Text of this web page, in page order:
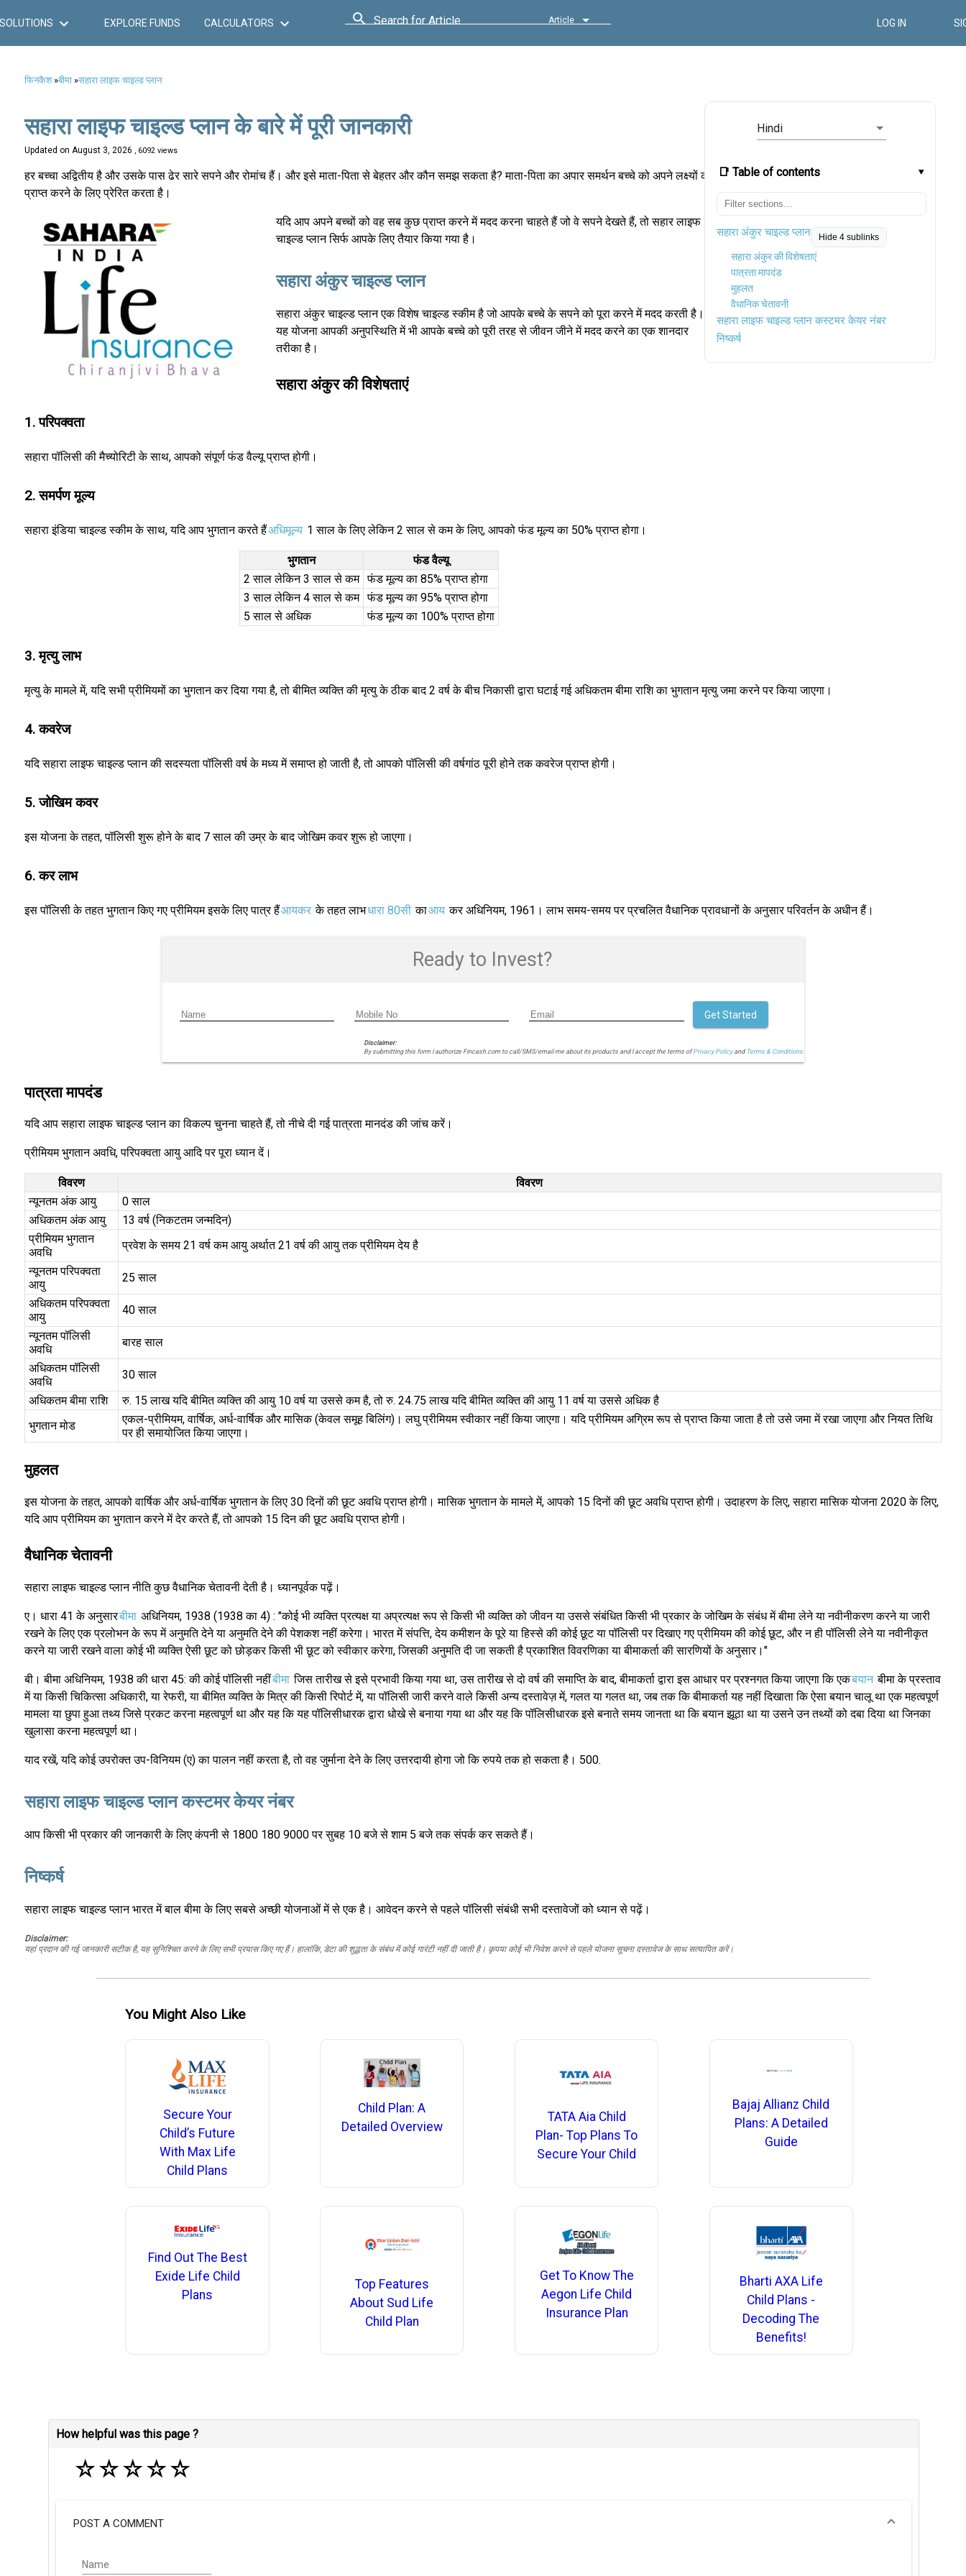
SOLUTIONS EXPLORE FUNDS CALCULATORS Search for Article Article LOG IN
फिनकैश»बीमा»सहारा लाइफ चाइल्ड प्लान
Hindi
📑 Table of contents
सहारा अंकुर चाइल्ड प्लान Hide 4 sublinks
सहारा अंकुर की विशेषताएं
पात्रता मापदंड
मुहलत
वैधानिक चेतावनी
सहारा लाइफ चाइल्ड प्लान कस्टमर केयर नंबर
निष्कर्ष
सहारा लाइफ चाइल्ड प्लान के बारे में पूरी जानकारी
Updated on August 3, 2026 , 6092 views
हर बच्चा अद्वितीय है और उसके पास ढेर सारे सपने और रोमांच हैं। और इसे माता-पिता से बेहतर और कौन समझ सकता है? माता-पिता का अपार समर्थन बच्चे को अपने लक्ष्यों को
प्राप्त करने के लिए प्रेरित करता है।
यदि आप अपने बच्चों को वह सब कुछ प्राप्त करने में मदद करना चाहते हैं जो वे सपने देखते हैं, तो सहार लाइफ
चाइल्ड प्लान सिर्फ आपके लिए तैयार किया गया है।
सहारा अंकुर चाइल्ड प्लान
सहारा अंकुर चाइल्ड प्लान एक विशेष चाइल्ड स्कीम है जो आपके बच्चे के सपने को पूरा करने में मदद करती है।
यह योजना आपकी अनुपस्थिति में भी आपके बच्चे को पूरी तरह से जीवन जीने में मदद करने का एक शानदार
तरीका है।
सहारा अंकुर की विशेषताएं
1. परिपक्वता
सहारा पॉलिसी की मैच्योरिटी के साथ, आपको संपूर्ण फंड वैल्यू प्राप्त होगी।
2. समर्पण मूल्य
सहारा इंडिया चाइल्ड स्कीम के साथ, यदि आप भुगतान करते हैंअधिमूल्य 1 साल के लिए लेकिन 2 साल से कम के लिए, आपको फंड मूल्य का 50% प्राप्त होगा।
भुगतान
फंड वैल्यू
2 साल लेकिन 3 साल से कम फंड मूल्य का 85% प्राप्त होगा
3 साल लेकिन 4 साल से कम फंड मूल्य का 95% प्राप्त होगा
5 साल से अधिक
फंड मूल्य का 100% प्राप्त होगा
3. मृत्यु लाभ
मृत्यु के मामले में, यदि सभी प्रीमियमों का भुगतान कर दिया गया है, तो बीमित व्यक्ति की मृत्यु के ठीक बाद 2 वर्ष के बीच निकासी द्वारा घटाई गई अधिकतम बीमा राशि का भुगतान मृत्यु जमा करने पर किया जाएगा।
4. कवरेज
यदि सहारा लाइफ चाइल्ड प्लान की सदस्यता पॉलिसी वर्ष के मध्य में समाप्त हो जाती है, तो आपको पॉलिसी की वर्षगांठ पूरी होने तक कवरेज प्राप्त होगी।
5. जोखिम कवर
इस योजना के तहत, पॉलिसी शुरू होने के बाद 7 साल की उम्र के बाद जोखिम कवर शुरू हो जाएगा।
6. कर लाभ
इस पॉलिसी के तहत भुगतान किए गए प्रीमियम इसके लिए पात्र हैंआयकर के तहत लाभधारा 80सी काआय कर अधिनियम, 1961। लाभ समय-समय पर प्रचलित वैधानिक प्रावधानों के अनुसार परिवर्तन के अधीन हैं।
Ready to Invest?
Disclaimer:
By submitting this form I authorize Fincash.com to call/SMS/email me about its products and I accept the terms ofPrivacy Policyand Terms & Conditions.
Get Started
पात्रता मापदंड
यदि आप सहारा लाइफ चाइल्ड प्लान का विकल्प चुनना चाहते हैं, तो नीचे दी गई पात्रता मानदंड की जांच करें।
प्रीमियम भुगतान अवधि, परिपक्वता आयु आदि पर पूरा ध्यान दें।
विवरण
विवरण
न्यूनतम अंक आयु
0 साल
अधिकतम अंक आयु
13 वर्ष (निकटतम जन्मदिन)
प्रीमियम भुगतान
अवधि
प्रवेश के समय 21 वर्ष कम आयु अर्थात 21 वर्ष की आयु तक प्रीमियम देय है
न्यूनतम परिपक्वता
आयु
25 साल
अधिकतम परिपक्वता
आयु
40 साल
न्यूनतम पॉलिसी
अवधि
बारह साल
अधिकतम पॉलिसी
अवधि
30 साल
अधिकतम बीमा राशि
रु. 15 लाख यदि बीमित व्यक्ति की आयु 10 वर्ष या उससे कम है, तो रु. 24.75 लाख यदि बीमित व्यक्ति की आयु 11 वर्ष या उससे अधिक है
भुगतान मोड
एकल-प्रीमियम, वार्षिक, अर्ध-वार्षिक और मासिक (केवल समूह बिलिंग)। लघु प्रीमियम स्वीकार नहीं किया जाएगा। यदि प्रीमियम अग्रिम रूप से प्राप्त किया जाता है तो उसे जमा में रखा जाएगा और नियत तिथि
पर ही समायोजित किया जाएगा।
मुहलत
इस योजना के तहत, आपको वार्षिक और अर्ध-वार्षिक भुगतान के लिए 30 दिनों की छूट अवधि प्राप्त होगी। मासिक भुगतान के मामले में, आपको 15 दिनों की छूट अवधि प्राप्त होगी। उदाहरण के लिए, सहारा मासिक योजना 2020 के लिए,
यदि आप प्रीमियम का भुगतान करने में देर करते हैं, तो आपको 15 दिन की छूट अवधि प्राप्त होगी।
वैधानिक चेतावनी
सहारा लाइफ चाइल्ड प्लान नीति कुछ वैधानिक चेतावनी देती है। ध्यानपूर्वक पढ़ें।
ए। धारा 41 के अनुसारबीमा अधिनियम, 1938 (1938 का 4) : "कोई भी व्यक्ति प्रत्यक्ष या अप्रत्यक्ष रूप से किसी भी व्यक्ति को जीवन या उससे संबंधित किसी भी प्रकार के जोखिम के संबंध में बीमा लेने या नवीनीकरण करने या जारी
रखने के लिए एक प्रलोभन के रूप में अनुमति देने या अनुमति देने की पेशकश नहीं करेगा। भारत में संपत्ति, देय कमीशन के पूरे या हिस्से की कोई छूट या पॉलिसी पर दिखाए गए प्रीमियम की कोई छूट, और न ही पॉलिसी लेने या नवीनीकृत
करने या जारी रखने वाला कोई भी व्यक्ति ऐसी छूट को छोड़कर किसी भी छूट को स्वीकार करेगा, जिसकी अनुमति दी जा सकती है प्रकाशित विवरणिका या बीमाकर्ता की सारणियों के अनुसार।"
बी। बीमा अधिनियम, 1938 की धारा 45: की कोई पॉलिसी नहींबीमा जिस तारीख से इसे प्रभावी किया गया था, उस तारीख से दो वर्ष की समाप्ति के बाद, बीमाकर्ता द्वारा इस आधार पर प्रश्नगत किया जाएगा कि एकबयान बीमा के प्रस्ताव
में या किसी चिकित्सा अधिकारी, या रेफरी, या बीमित व्यक्ति के मित्र की किसी रिपोर्ट में, या पॉलिसी जारी करने वाले किसी अन्य दस्तावेज़ में, गलत या गलत था, जब तक कि बीमाकर्ता यह नहीं दिखाता कि ऐसा बयान चालू था एक महत्वपूर्ण
मामला या छुपा हुआ तथ्य जिसे प्रकट करना महत्वपूर्ण था और यह कि यह पॉलिसीधारक द्वारा धोखे से बनाया गया था और यह कि पॉलिसीधारक इसे बनाते समय जानता था कि बयान झूठा था या उसने उन तथ्यों को दबा दिया था जिनका
खुलासा करना महत्वपूर्ण था।
याद रखें, यदि कोई उपरोक्त उप-विनियम (ए) का पालन नहीं करता है, तो वह जुर्माना देने के लिए उत्तरदायी होगा जो कि रुपये तक हो सकता है। 500.
सहारा लाइफ चाइल्ड प्लान कस्टमर केयर नंबर
आप किसी भी प्रकार की जानकारी के लिए कंपनी से 1800 180 9000 पर सुबह 10 बजे से शाम 5 बजे तक संपर्क कर सकते हैं।
निष्कर्ष
सहारा लाइफ चाइल्ड प्लान भारत में बाल बीमा के लिए सबसे अच्छी योजनाओं में से एक है। आवेदन करने से पहले पॉलिसी संबंधी सभी दस्तावेजों को ध्यान से पढ़ें।
Disclaimer:
यहां प्रदान की गई जानकारी सटीक है, यह सुनिश्चित करने के लिए सभी प्रयास किए गए हैं। हालांकि, डेटा की शुद्धता के संबंध में कोई गारंटी नहीं दी जाती है। कृपया कोई भी निवेश करने से पहले योजना सूचना दस्तावेज के साथ सत्यापित करें।
You Might Also Like
Secure Your
Child’s Future
With Max Life
Child Plans
Child Plan: A
Detailed Overview
TATA Aia Child
Plan- Top Plans To
Secure Your Child
Bajaj Allianz Child
Plans: A Detailed
Guide
Find Out The Best
Exide Life Child
Plans
Top Features
About Sud Life
Child Plan
Get To Know The
Aegon Life Child
Insurance Plan
Bharti AXA Life
Child Plans -
Decoding The
Benefits!
How helpful was this page ?
☆☆☆☆☆
POST A COMMENT
Name